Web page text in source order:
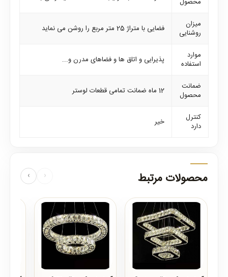
میزان
روشنایی
فضایی با متراژ 25 متر مربع را روشن می نماید
موارد
استفاده
پذیرایی و اتاق ها و فضاهای مدرن و...
ضمانت
محصول
12 ماه ضمانت تمامی قطعات لوستر
کنترل
دارد
خیر
محصولات مرتبط ‹
›